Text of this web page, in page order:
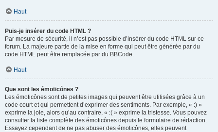
Haut
Puis-je insérer du code HTML ?
Par mesure de sécurité, il n’est pas possible d’insérer du code HTML sur ce
forum. La majeure partie de la mise en forme qui peut être générée par du
code HTML peut être remplacée par du BBCode.
Haut
Que sont les émoticônes ?
Les émoticônes sont de petites images qui peuvent être utilisées grâce à un
code court et qui permettent d’exprimer des sentiments. Par exemple, « :) »
exprime la joie, alors qu’au contraire, « :( » exprime la tristesse. Vous pouvez
consulter la liste complète des émoticônes depuis le formulaire de rédaction.
Essayez cependant de ne pas abuser des émoticônes, elles peuvent